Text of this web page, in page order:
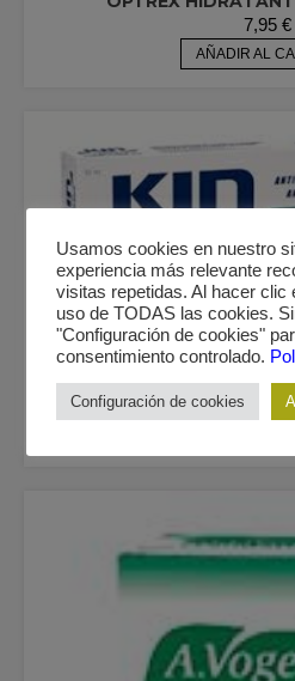
7,95 €
AÑADIR AL
KIN PASTA
€
Usamos cookies en nuestro
experiencia más relevante
visitas repetidas. Al hacer clic
uso de TODAS las cookies.
"Configuración de cookies"
consentimiento controlado.
Configuración de cookies